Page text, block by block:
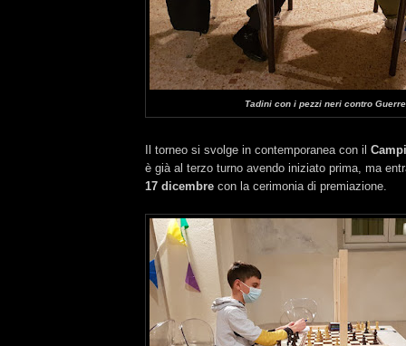
Tadini con i pezzi neri contro
Il torneo si svolge in contemporanea con il
è già al terzo turno avendo iniziato prima, ma
17 dicembre con la cerimonia di premiazione.